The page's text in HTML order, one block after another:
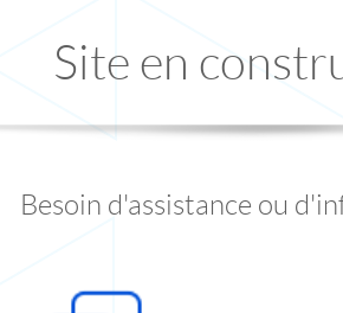
Site en
Besoin d'assistance ou